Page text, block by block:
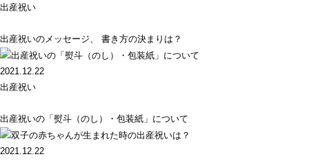
出産祝い
出産祝いのメッセージ、 書き方の決まりは？
2021.12.22
出産祝い
出産祝いの「熨斗（のし）・包装紙」について
2021.12.22